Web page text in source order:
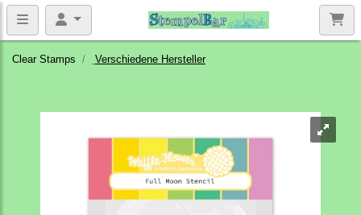
Clear Stamps Verschiedene Hersteller